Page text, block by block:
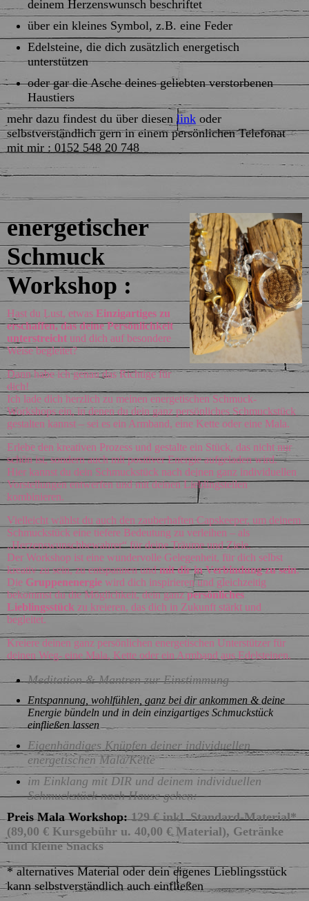
deinem Herzenswunsch beschriftet
über ein kleines Symbol, z.B. eine Feder
Edelsteine, die dich zusätzlich energetisch
unterstützen
oder gar die Asche deines geliebten verstorbenen
Haustiers
mehr dazu findest du über diesenlink oder
selbstverständlich gern in einem persönlichen Telefonat
mit mir : 0152 548 20 748
energetischer
Schmuck
Workshop :
Hast du Lust, etwas Einzigartiges zu
erschaffen, das deine Persönlichkeit
unterstreicht und dich auf besondere
Weise begleitet?
Dann habe ich genau das Richtige für
dich!
Ich lade dich herzlich zu meinen energetischen Schmuck-
Workshops ein, in denen du dein ganz persönliches Schmuckstück
gestalten kannst – sei es ein Armband, eine Kette oder eine Mala.
Erlebe den kreativen Prozess und gestalte ein Stück, das nicht nur
schön ist, sondern auch mit positiver Energie aufgeladen wird.
Hier kannst du dein Schmuckstück nach deinen ganz individuellen
Vorstellungen entwerfen und mit deinen Lieblingsteilen
kombinieren.
Vielleicht wählst du auch den zauberhaften Capskeeper, um deinem
Schmuckstück eine tiefere Bedeutung zu verleihen – als
„Herzenswunschbewahrer“ für deine Träume und Ziele.
Der Workshop ist eine wundervolle Gelegenheit, für dich selbst
kreativ zu sein, zu entspannen undmit dir in Verbindung zu sein.
Die Gruppenenergie wird dich inspirieren und gleichzeitig
bekommst du die Möglichkeit, dein ganzpersönliches
Lieblingsstück zu kreieren, das dich in Zukunft stärkt und
begleitet.
Kreiere deinen ganz persönlichen energetischen Unterstützer für
deinen Weg- eine Mala, Kette oder ein Armband aus Edelsteinen.
Meditation & Mantren zur Einstimmung
Entspannung, wohlfühlen, ganz bei dir ankommen & deine
Energie bündeln und in dein einzigartiges Schmuckstück
einfließen lassen
Eigenhändiges Knüpfen deiner individuellen
energetischen Mala/Kette
im Einklang mit DIR und deinem individuellen
Schmuckstück nach Hause gehen:
Preis Mala Workshop:129 € inkl. Standard-Material*
(89,00 € Kursgebühr u. 40,00 € Material), Getränke
und kleine Snacks
* alternatives Material oder dein eigenes Lieblingsstück
kann selbstverständlich auch einfließen